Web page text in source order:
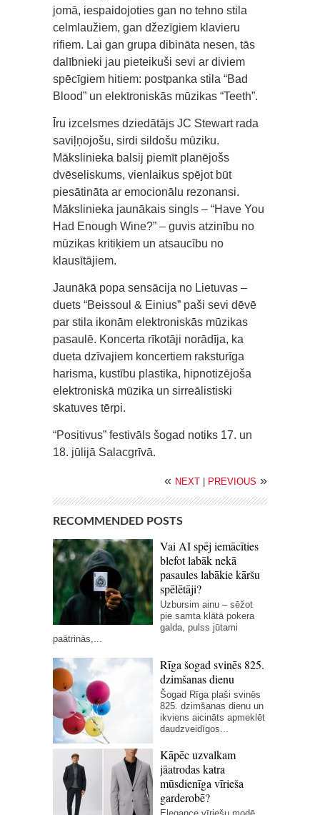
jomā, iespaidojoties gan no tehno stila
celmlaužiem, gan džezīgiem klavieru
rifiem. Lai gan grupa dibināta nesen, tās
dalībnieki jau pieteikuši sevi ar diviem
spēcīgiem hitiem: postpanka stila “Bad
Blood” un elektroniskās mūzikas “Teeth”.
Īru izcelsmes dziedātājs JC Stewart rada
saviļņojošu, sirdi sildošu mūziku.
Mākslinieka balsij piemīt planējošs
dvēseliskums, vienlaikus spējot būt
piesātināta ar emocionālu rezonansi.
Mākslinieka jaunākais singls – “Have You
Had Enough Wine?” – guvis atzinību no
mūzikas kritiķiem un atsaucību no
klausītājiem.
Jaunākā popa sensācija no Lietuvas –
duets “Beissoul & Einius” paši sevi dēvē
par stila ikonām elektroniskās mūzikas
pasaulē. Koncerta rīkotāji norādīja, ka
dueta dzīvajiem koncertiem raksturīga
harisma, kustību plastika, hipnotizējoša
elektroniskā mūzika un sirreālistiski
skatuves tērpi.
“Positivus” festivāls šogad notiks 17. un
18. jūlijā Salacgrīvā.
« NEXT | PREVIOUS »
RECOMMENDED POSTS
Vai AI spēj iemācīties
blefot labāk nekā
pasaules labākie kāršu
spēlētāji?
Uzbursim ainu – sēžot
pie samta klātā pokera
galda, pulss jūtami
paātrinās,...
Rīga šogad svinēs 825.
dzimšanas dienu
Šogad Rīga plaši svinēs
825. dzimšanas dienu un
ikviens aicināts apmeklēt
daudzveidīgos...
Kāpēc uzvalkam
jāatrodas katra
mūsdienīga vīrieša
garderobē?